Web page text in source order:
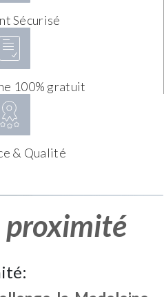
Sécurisé
100% gratuit
& Qualité
proximité